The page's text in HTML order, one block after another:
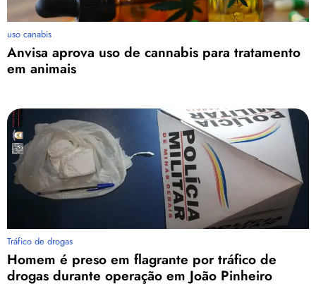
uso canabis
Anvisa aprova uso de cannabis para tratamento
em animais
Tráfico de drogas
Homem é preso em flagrante por tráfico de
drogas durante operação em João Pinheiro